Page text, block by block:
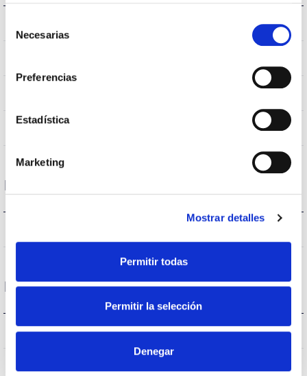
Necesarias
Preferencias
Estadística
Marketing
Mostrar detalles
Permitir todas
Permitir la selección
Denegar
ABS,PC,METAL,ANTI UV
Performance
Life
Lifetime (L70B50>)35.000h